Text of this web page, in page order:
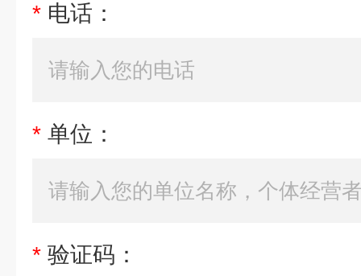
* 电话：
* 单位：
* 验证码：